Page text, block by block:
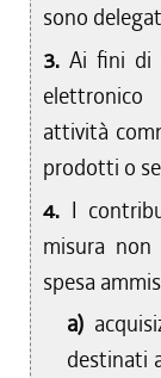
sono
3. Ai fini di
attività
prodotti o
4. I
misura
spesa
a)
destinati